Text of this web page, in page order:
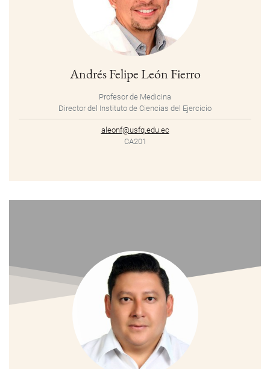
Andrés Felipe León Fierro
Profesor de Medicina
Director del Instituto de Ciencias del Ejercicio
aleonf@usfq.edu.ec
CA201